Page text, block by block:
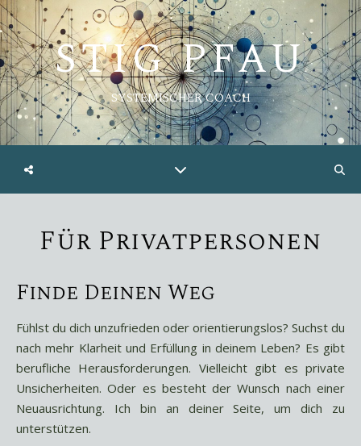
STIG PFAU
SYSTEMISCHER COACH
Für Privatpersonen
Finde Deinen Weg
Fühlst du dich unzufrieden oder orientierungslos? Suchst du
nach mehr Klarheit und Erfüllung in deinem Leben? Es gibt
berufliche Herausforderungen. Vielleicht gibt es private
Unsicherheiten. Oder es besteht der Wunsch nach einer
Neuausrichtung. Ich bin an deiner Seite, um dich zu
unterstützen.